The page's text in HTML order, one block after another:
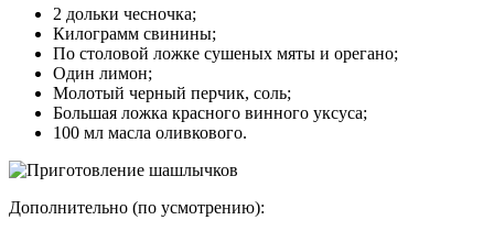
2 дольки чесночка;
Килограмм свинины;
По столовой ложке сушеных мяты и орегано;
Один лимон;
Молотый черный перчик, соль;
Большая ложка красного винного уксуса;
100 мл масла оливкового.
Дополнительно (по усмотрению):